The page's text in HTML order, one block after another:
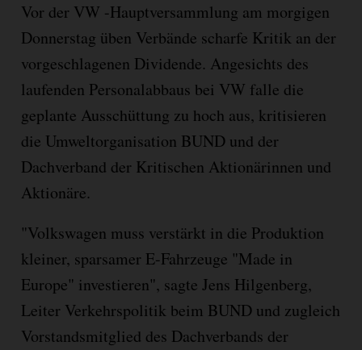
Vor der VW -Hauptversammlung am morgigen
Donnerstag üben Verbände scharfe Kritik an der
vorgeschlagenen Dividende. Angesichts des
laufenden Personalabbaus bei VW falle die
geplante Ausschüttung zu hoch aus, kritisieren
die Umweltorganisation BUND und der
Dachverband der Kritischen Aktionärinnen und
Aktionäre.
"Volkswagen muss verstärkt in die Produktion
kleiner, sparsamer E-Fahrzeuge "Made in
Europe" investieren", sagte Jens Hilgenberg,
Leiter Verkehrspolitik beim BUND und zugleich
Vorstandsmitglied des Dachverbands der